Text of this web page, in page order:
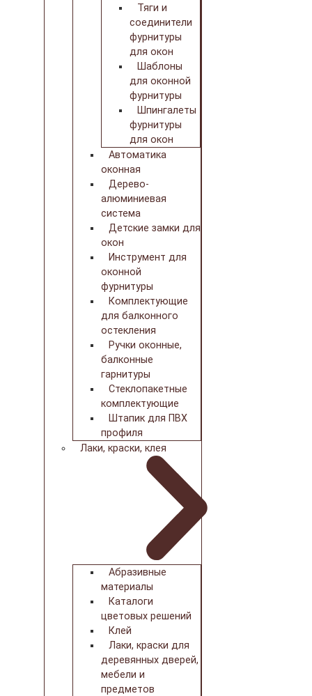
Тяги и
соединители
фурнитуры
для окон
Шаблоны
для оконной
фурнитуры
Шпингалеты
фурнитуры
для окон
Автоматика
оконная
Дерево-
алюминиевая
система
Детские замки для
окон
Инструмент для
оконной
фурнитуры
Комплектующие
для балконного
остекления
Ручки оконные,
балконные
гарнитуры
Стеклопакетные
комплектующие
Штапик для ПВХ
профиля
Лаки, краски, клея
Абразивные
материалы
Каталоги
цветовых решений
Клей
Лаки, краски для
деревянных дверей,
мебели и
предметов